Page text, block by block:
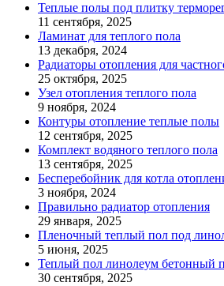
Теплые полы под плитку
11 сентября, 2025
Ламинат для теплого пола
13 декабря, 2024
Радиаторы отопления для
25 октября, 2025
Узел отопления теплого пола
9 ноября, 2024
Контуры отопление теплые полы
12 сентября, 2025
Комплект водяного теплого пола
13 сентября, 2025
Бесперебойник для котла
3 ноября, 2024
Правильно радиатор отопления
29 января, 2025
Пленочный теплый пол под
5 июня, 2025
Теплый пол линолеум бетонный
30 сентября, 2025